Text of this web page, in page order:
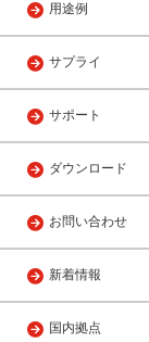
用途例
サプライ
サポート
ダウンロード
お問い合わせ
新着情報
国内拠点